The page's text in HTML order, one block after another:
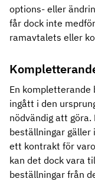
options- eller
får dock inte
ramavtalets eller
En kompletterande
ingått i den
nödvändig att
beställningar gäller
ett kontrakt för
kan det dock vara
beställningar från